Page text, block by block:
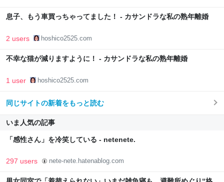
息子、もう車買っちゃってました！ - カサンドラな私の熟年離婚
2 users hoshico2525.com
不幸な猫が減りますように！ - カサンドラな私の熟年離婚
1 user hoshico2525.com
同じサイトの新着をもっと読む
いま人気の記事
「感性さん」を冷笑している - netenete.
297 users nete-nete.hatenablog.com